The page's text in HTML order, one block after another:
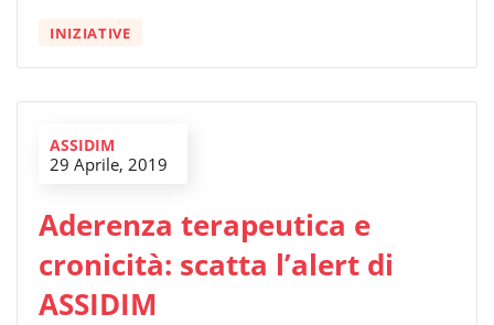
INIZIATIVE
ASSIDIM
29 Aprile, 2019
Aderenza terapeutica e
cronicità: scatta l’alert di
ASSIDIM